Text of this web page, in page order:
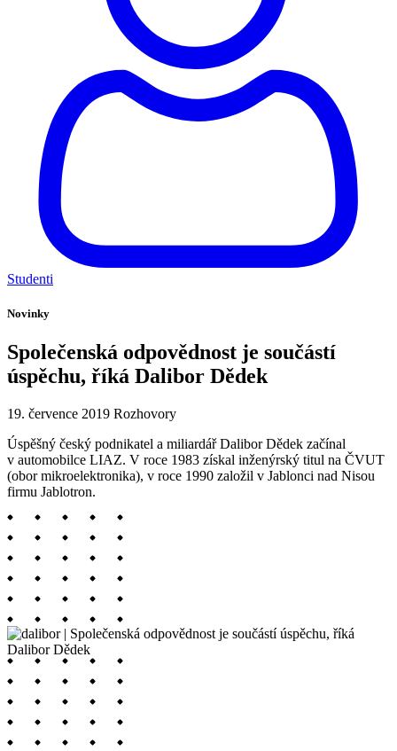
Studenti
Novinky
Společenská odpovědnost je součástí
úspěchu, říká Dalibor Dědek
19. července 2019 Rozhovory
Úspěšný český podnikatel a miliardář Dalibor Dědek začínal
v automobilce LIAZ. V roce 1983 získal inženýrský titul na ČVUT
(obor mikroelektronika), v roce 1990 založil v Jablonci nad Nisou
firmu Jablotron.